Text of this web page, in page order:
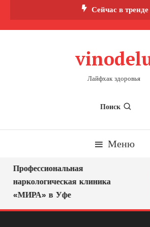
Сейчас в тренде
Лайфхак здоровья
Поиск
Меню
Профессиональная
наркологическая клиника
«МИРА» в Уфе